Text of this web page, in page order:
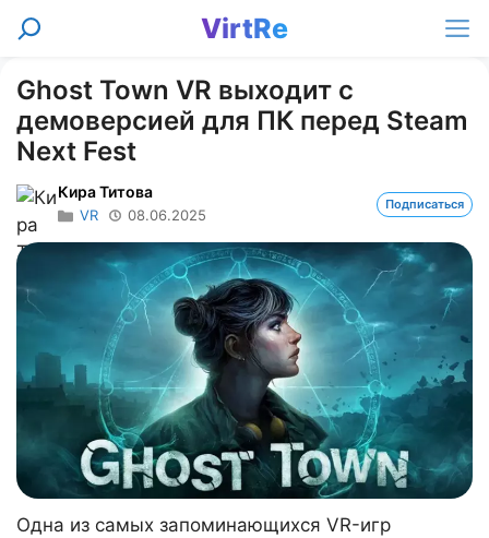
Перейти
VirtRe
Поиск
Ghost Town VR выходит с
демоверсией для ПК перед Steam
Next Fest
Кира Титова
VR 08.06.2025
Подписаться
Одна из самых запоминающихся VR-игр